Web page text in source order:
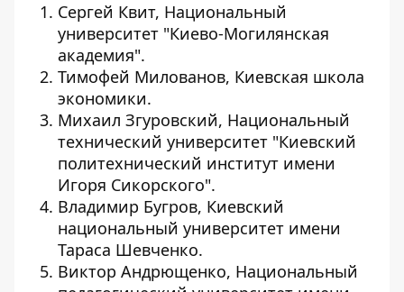
Сергей Квит, Национальный
университет "Киево-Могилянская
академия".
Тимофей Милованов, Киевская школа
экономики.
Михаил Згуровский, Национальный
технический университет "Киевский
политехнический институт имени
Игоря Сикорского".
Владимир Бугров, Киевский
национальный университет имени
Тараса Шевченко.
Виктор Андрющенко, Национальный